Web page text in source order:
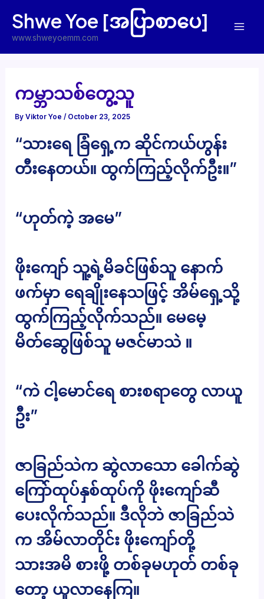
content
Shwe Yoe [အပြာစာပေ]
www.shweyoemm.com
ကမ္ဘာသစ်တွေ့သူ
ByViktor Yoe/ October 23, 2025
“သားရေ ခြံရှေ့က ဆိုင်ကယ်ဟွန်း
တီးနေတယ်။ ထွက်ကြည့်လိုက်ဦး။”
“ဟုတ်ကဲ့ အမေ”
ဖိုးကျော် သူ့ရဲ့မိခင်ဖြစ်သူ နောက်
ဖက်မှာ ရေချိုးနေသဖြင့် အိမ်ရှေ့သို့
ထွက်ကြည့်လိုက်သည်။ မေမေ့
မိတ်ဆွေဖြစ်သူ မဇင်မာသဲ ။
“ကဲ ငါ့မောင်ရေ စားစရာတွေ လာယူ
ဦး”
ဇာခြည်သဲက ဆွဲလာသော ခေါက်ဆွဲ
ကြော်ထုပ်နှစ်ထုပ်ကို ဖိုးကျော်ဆီ
ပေးလိုက်သည်။ ဒီလိုဘဲ ဇာခြည်သဲ
က အိမ်လာတိုင်း ဖိုးကျော်တို့
သားအမိ စားဖို့ တစ်ခုမဟုတ် တစ်ခု
တော့ ယူလာနေကြ။